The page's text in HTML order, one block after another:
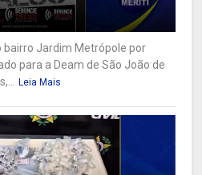
Jardim Metrópole por
para a Deam de São João de
Leia Mais